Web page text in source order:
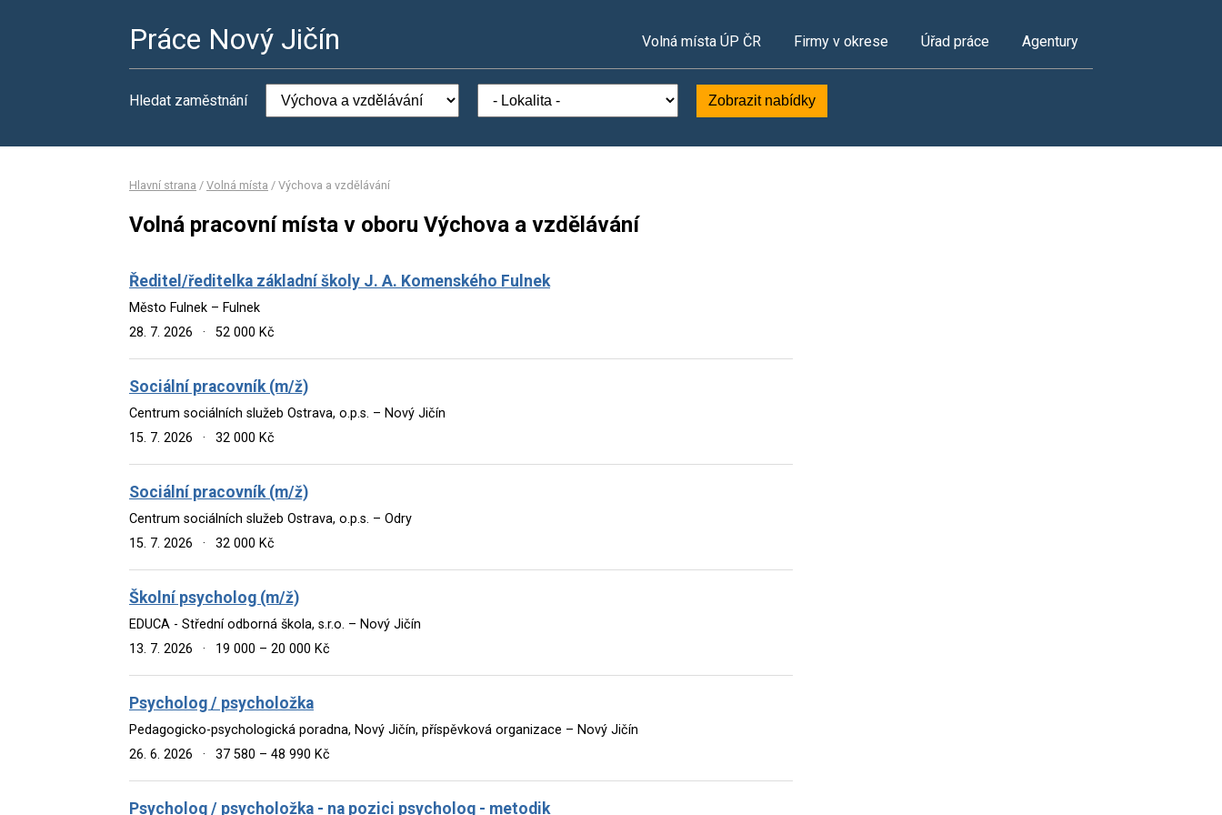
Práce Nový Jičín Volná místa ÚP ČR Firmy v okrese Úřad práce Agentury
Hledat zaměstnání Zobrazit nabídky
Hlavní strana / Volná místa / Výchova a vzdělávání
Volná pracovní místa v oboru Výchova a vzdělávání
Ředitel/ředitelka základní školy J. A. Komenského Fulnek
Město Fulnek – Fulnek
28. 7. 2026
· 52 000 Kč
Sociální pracovník (m/ž)
Centrum sociálních služeb Ostrava, o.p.s. – Nový Jičín
15. 7. 2026
· 32 000 Kč
Sociální pracovník (m/ž)
Centrum sociálních služeb Ostrava, o.p.s. – Odry
15. 7. 2026
· 32 000 Kč
Školní psycholog (m/ž)
EDUCA - Střední odborná škola, s.r.o. – Nový Jičín
13. 7. 2026
· 19 000 – 20 000 Kč
Psycholog / psycholožka
Pedagogicko-psychologická poradna, Nový Jičín, příspěvková organizace – Nový Jičín
26. 6. 2026
· 37 580 – 48 990 Kč
Psycholog / psycholožka - na pozici psycholog - metodik